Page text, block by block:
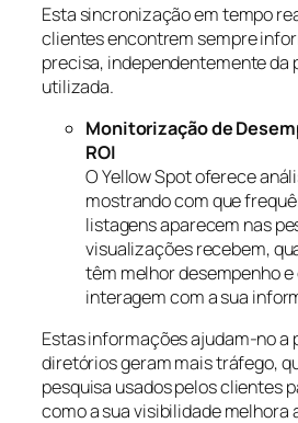
Esta sincronização em tempo
clientes encontrem sempre
precisa, independentemente da
utilizada.
Monitorização de
ROI
O Yellow Spot oferece
mostrando com que
listagens aparecem nas
visualizações recebem,
têm melhor desempenho
interagem com a sua
Estas informações ajudam-no a
diretórios geram mais tráfego,
pesquisa usados pelos clientes
como a sua visibilidade melhora